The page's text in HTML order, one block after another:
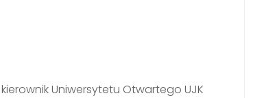
Uniwersytetu Otwartego UJK